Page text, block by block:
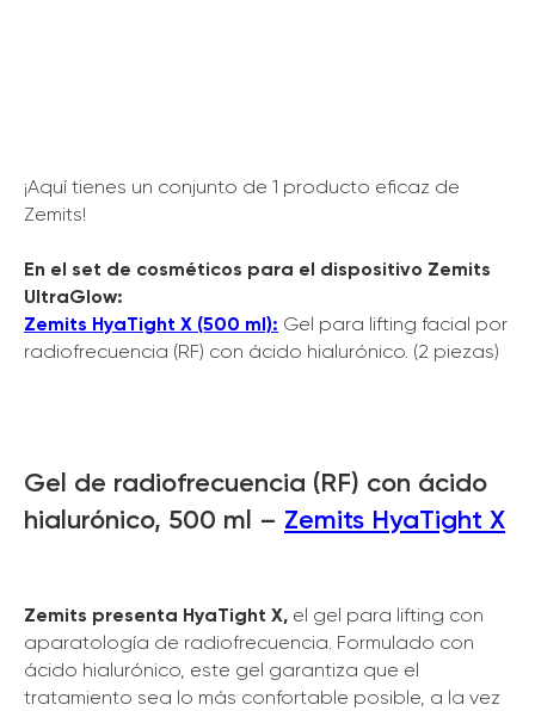
¡Aquí tienes un conjunto de 1 producto eficaz de
Zemits!
En el set de cosméticos para el dispositivo Zemits
UltraGlow:
Zemits HyaTight X (500 ml): Gel para lifting facial por
radiofrecuencia (RF) con ácido hialurónico. (2 piezas)
Gel de radiofrecuencia (RF) con ácido
hialurónico, 500 ml – Zemits HyaTight X
Zemits presenta HyaTight X, el gel para lifting con
aparatología de radiofrecuencia. Formulado con
ácido hialurónico, este gel garantiza que el
tratamiento sea lo más confortable posible, a la vez